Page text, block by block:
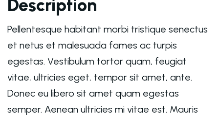
Description
Pellentesque habitant morbi tristique senectus
et netus et malesuada fames ac turpis
egestas. Vestibulum tortor quam, feugiat
vitae, ultricies eget, tempor sit amet, ante.
Donec eu libero sit amet quam egestas
semper. Aenean ultricies mi vitae est. Mauris